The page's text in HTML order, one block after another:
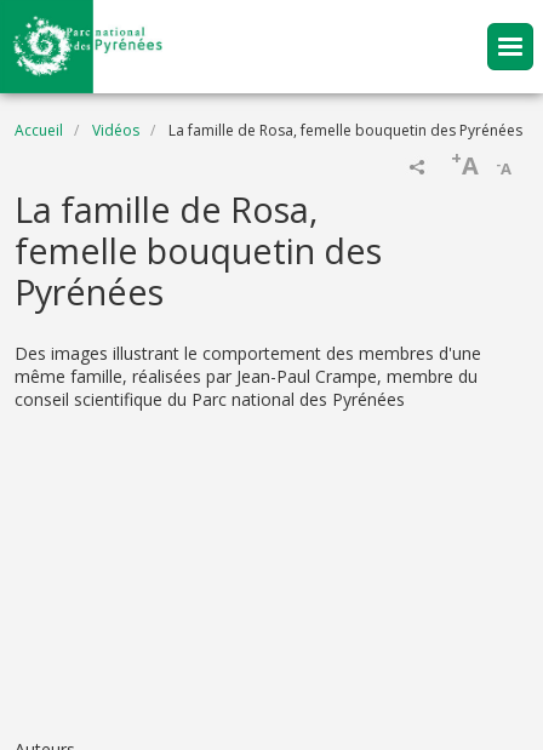
Aller au contenu principal
Fil d'Ariane
Accueil Vidéos La famille de Rosa, femelle bouquetin des Pyrénées
-A
+A
Name
La famille de Rosa,
femelle bouquetin des
Pyrénées
Description
Des images illustrant le comportement des membres d'une
même famille, réalisées par Jean-Paul Crampe, membre du
conseil scientifique du Parc national des Pyrénées